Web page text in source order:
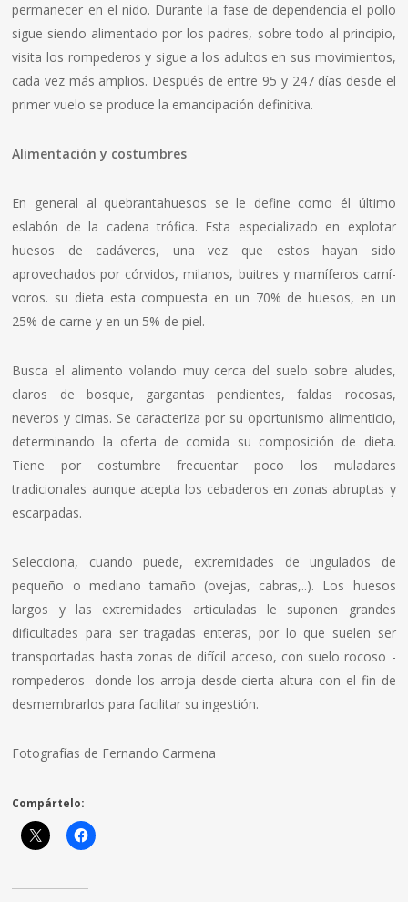
permanecer en el nido. Durante la fase de dependencia el pollo
sigue siendo alimentado por los padres, sobre todo al principio,
visita los rompederos y sigue a los adultos en sus movimientos,
cada vez más amplios. Después de entre 95 y 247 dí­as desde el
primer vuelo se produce la emancipación definitiva.
Alimentación y costumbres
En general al quebrantahuesos se le define como él último
eslabón de la cadena trófica. Esta especializado en explotar
huesos de cadáveres, una vez que estos hayan sido
aprovechados por córvidos, milanos, buitres y mamí­feros carní­
voros. su dieta esta compuesta en un 70% de huesos, en un
25% de carne y en un 5% de piel.
Busca el alimento volando muy cerca del suelo sobre aludes,
claros de bosque, gargantas pendientes, faldas rocosas,
neveros y cimas. Se caracteriza por su oportunismo alimenticio,
determinando la oferta de comida su composición de dieta.
Tiene por costumbre frecuentar poco los muladares
tradicionales aunque acepta los cebaderos en zonas abruptas y
escarpadas.
Selecciona, cuando puede, extremidades de ungulados de
pequeño o mediano tamaño (ovejas, cabras,..). Los huesos
largos y las extremidades articuladas le suponen grandes
dificultades para ser tragadas enteras, por lo que suelen ser
transportadas hasta zonas de difí­cil acceso, con suelo rocoso -
rompederos- donde los arroja desde cierta altura con el fin de
desmembrarlos para facilitar su ingestión.
Fotografí­as de Fernando Carmena
Compártelo: